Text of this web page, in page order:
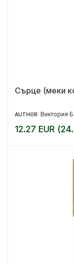
Сърце (меки
AUTHOR: Виктория
12.27 EUR